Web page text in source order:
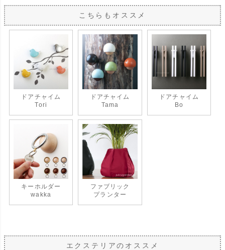
こちらもオススメ
ドアチャイム
Tori
ドアチャイム
Tama
ドアチャイム
Bo
キーホルダー
wakka
ファブリック
プランター
エクステリアのオススメ